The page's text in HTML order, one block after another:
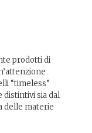
prodotti di
“timeless”
distintivi sia dal
delle materie